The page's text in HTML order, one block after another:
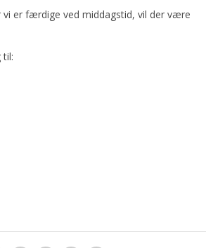
er færdige ved middagstid, vil der være
til: